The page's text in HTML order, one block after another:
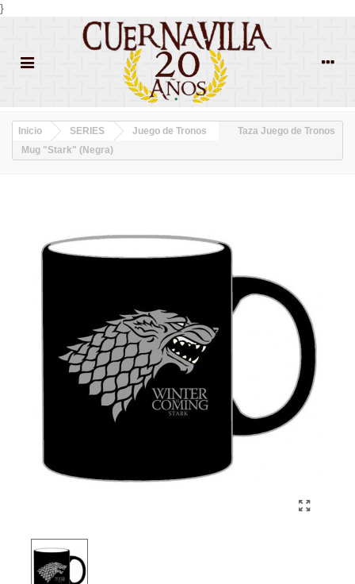
}
Inicio SERIES Juego de Tronos
Taza Juego de Tronos
Mug "Stark" (Negra)